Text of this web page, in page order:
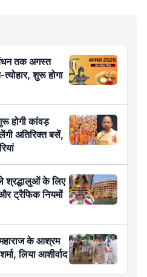
तक अगस्त
शुरू होगा
होगी कांवड़
अतिरिक्त बसें,
श्रद्धालुओं के लिए
ट्रैफिक नियमों
के आश्रम
लिया आशीर्वाद